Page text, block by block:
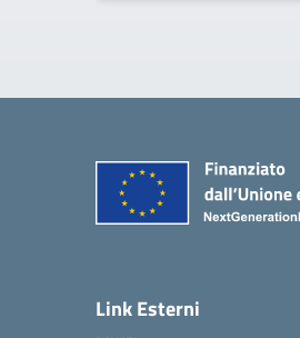
Link Esterni